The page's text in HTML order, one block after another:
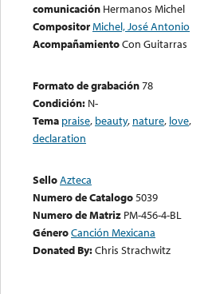
comunicación Hermanos Michel
CompositorMichel, José Antonio
AcompañamientoCon Guitarras
Formato de grabación78
Condición: N-
Tema praise, beauty, nature, love,
declaration
SelloAzteca
Numero de Catalogo5039
Numero de Matriz PM-456-4-BL
GéneroCanción Mexicana
Donated By:Chris Strachwitz